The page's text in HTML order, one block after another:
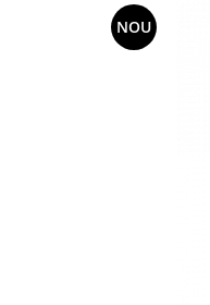
FRUCTE LA CONSERVĂ
OȚETURI ȘI SOSURI
NOU